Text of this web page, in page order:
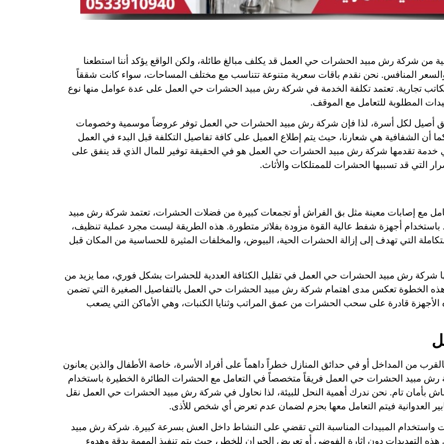
من شركة رش مبيد الحشرات حي العمل قد يكلف مبالغ طائلة، ولكن الواقع يؤكد أننا استطعنا
والسعر المنافس. نحن نقدم باقات سعرية متنوعة تتناسب مع مختلف المساحات، سواء كانت شققاً
تجارية. تعتمد تكلفة الخدمة في شركة رش مبيد الحشرات حي العمل على عدة عوامل منها نوع
المطلوبة للتعامل مع الموقف.
أصيل لكل أسرة، لذا فإن شركة رش مبيد الحشرات حي العمل توفر عروضاً موسمية وخصومات
الشفافية هي شعارنا، حيث يتم إطلاع العميل على كافة تفاصيل التكلفة قبل البدء في العمل
خدمة تقدمها شركة رش مبيد الحشرات حي العمل هو في الحقيقة توفير للمال الذي قد ينفق على
التي قد تسببها الحشرات للممتلكات والأثاث.
مع إصابات معينة مثل بق الفراش أو تجمعات كبيرة من فضلات الحشرات، تعتمد شركة رش مبيد
أجهزة شفط عالية القوة مزودة بفلاتر متطورة. هذه الطريقة ليست مجرد عملية تنظيف،
التي تهدف إلى إزالة الحشرات الحية، البيوض، والمخلفات المثيرة للحساسية من المكان قبل
شركة رش مبيد الحشرات حي العمل في تقليل الكثافة العددية للحشرات بشكل فوري، مما يزيد من
هذه الخطوة تعكس مدى اهتمام شركة رش مبيد الحشرات حي العمل بالتفاصيل الصغيرة التي تضمن
الأجهزة قادرة على سحب الحشرات من عمق المراتب وثنايا الكنبات، وهي الأماكن التي يصعب
من المداخل أو في حدائق المنازل خطراً داهماً على أفراد الأسرة، خاصة الأطفال والذين يعانون
مبيد الحشرات حي العمل فريقاً متخصصاً في التعامل مع الحشرات الطائرة الخطيرة باستخدام
بأمان تام. نحن ندرك أهمية النحل للبيئة، لذا نحاول في شركة رش مبيد الحشرات حي العمل نقل
العدوانية فيتم التعامل معها بحزم لضمان عدم تعرض أي شخص للأذى.
واستخدام المبيدات المناسبة التي تقضي على النشاط داخل العش بسرعة كبيرة. شركة رش مبيد
دون إثارة الفوضى أو تعريض الجيران للخطر، حيث يتم تنفيذ المهمة بدقة وهدوء